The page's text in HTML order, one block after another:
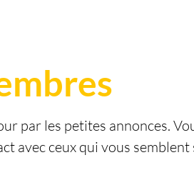
par les petites annonces.
avec ceux qui vous semblent